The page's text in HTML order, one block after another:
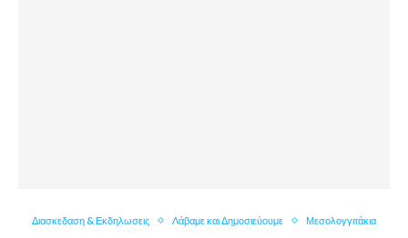
Διασκεδαση & Εκδηλωσεις Λάβαμε και Δημοσιεύουμε Μεσολογγιτάκια